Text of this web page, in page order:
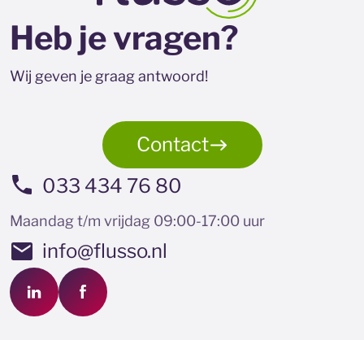
Heb je vragen?
Wij geven je graag antwoord!
Contact
033 434 76 80
Maandag t/m vrijdag 09:00-17:00 uur
info@flusso.nl